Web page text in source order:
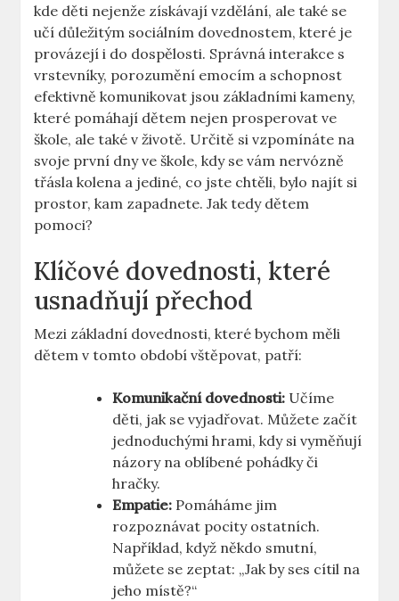
kde děti nejenže získávají vzdělání, ale také se
učí důležitým sociálním dovednostem, které je
provázejí i do dospělosti. Správná interakce s
vrstevníky, porozumění emocím a schopnost
efektivně komunikovat jsou základními kameny,
které pomáhají dětem nejen prosperovat ve
škole, ale také v životě. Určitě si vzpomínáte na
svoje první dny ve škole, kdy se vám nervózně
třásla kolena a jediné, co jste chtěli, bylo najít si
prostor, kam zapadnete. Jak tedy dětem
pomoci?
Klíčové dovednosti, které
usnadňují přechod
Mezi základní dovednosti, které bychom měli
dětem v tomto období vštěpovat, patří:
Komunikační dovednosti: Učíme
děti, jak se vyjadřovat. Můžete začít
jednoduchými hrami, kdy si vyměňují
názory na oblíbené pohádky či
hračky.
Empatie: Pomáháme jim
rozpoznávat pocity ostatních.
Například, když někdo smutní,
můžete se zeptat: „Jak by ses cítil na
jeho místě?“